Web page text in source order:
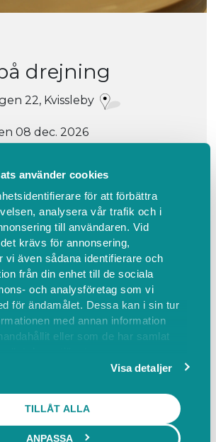
använder cookies
för att förbättra
analysera vår trafik och i
till användaren. Vid
krävs för annonsering,
vi även sådana identifierare och
från din enhet till de sociala
och analysföretag som vi
för ändamålet. Dessa kan i sin tur
med annan information
eller som de har samlat
Visa detaljer
TILLÅT ALLA
ANPASSA
drejning
22, Kvissleby
08 dec. 2026